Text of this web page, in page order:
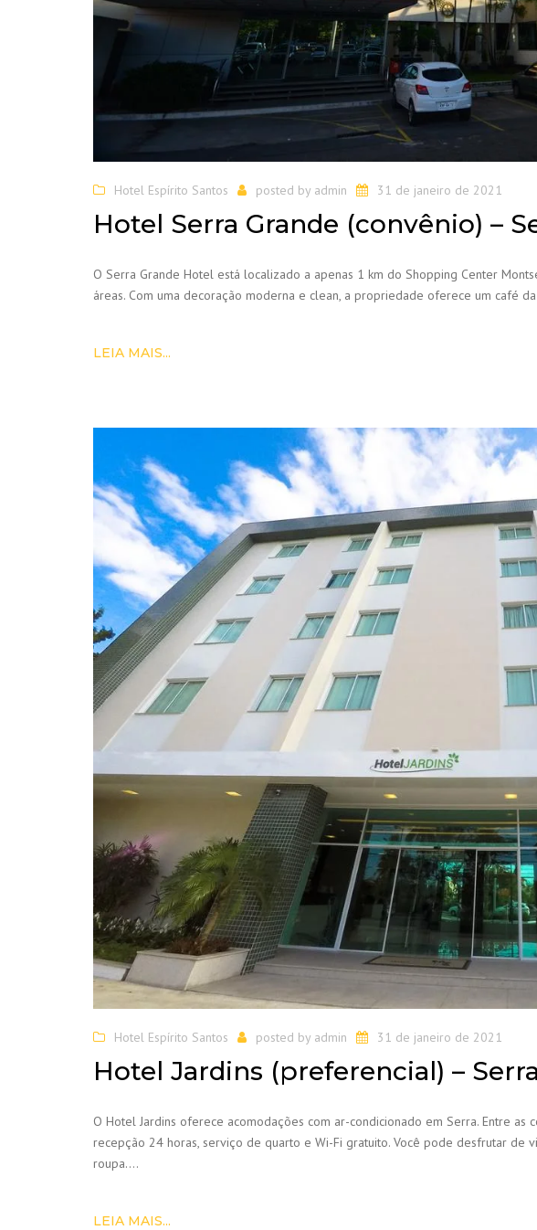
Hotel Espírito Santos posted by admin 31 de janeiro de 2021
Hotel Serra Grande (convênio) –
O Serra Grande Hotel está localizado a apenas 1 km do Shopping Center
áreas. Com uma decoração moderna e clean, a propriedade oferece um café
LEIA MAIS...
Hotel Espírito Santos posted by admin 31 de janeiro de 2021
Hotel Jardins (preferencial) – Serra
O Hotel Jardins oferece acomodações com ar-condicionado em Serra. Entre
recepção 24 horas, serviço de quarto e Wi-Fi gratuito. Você pode desfrutar de
roupa….
LEIA MAIS...